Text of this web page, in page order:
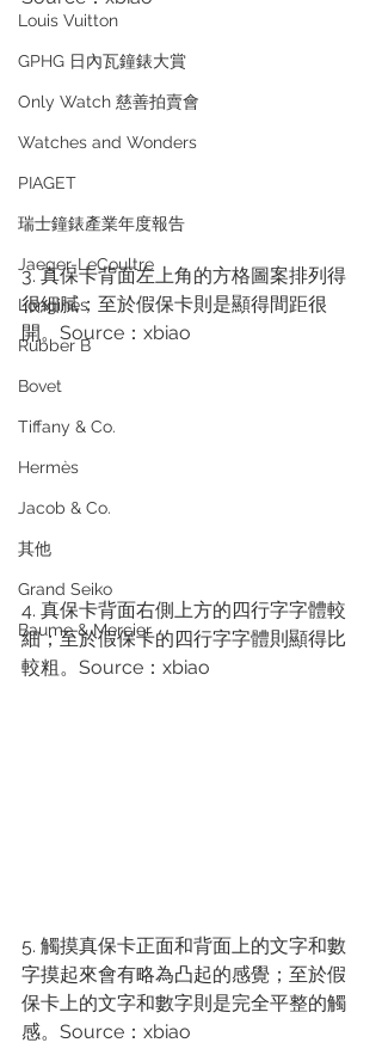
Louis Vuitton
GPHG 日內瓦鐘錶大賞
Only Watch 慈善拍賣會
Watches and Wonders
PIAGET
瑞士鐘錶產業年度報告
Jaeger-LeCoultre
Longines
Rubber B
Bovet
Tiffany & Co.
Hermès
Jacob & Co.
其他
Grand Seiko
Baume & Mercier
3. 真保卡背面左上角的方格圖案排列得
很細膩；至於假保卡則是顯得間距很
開。Source：xbiao
4. 真保卡背面右側上方的四行字字體較
細；至於假保卡的四行字字體則顯得比
較粗。Source：xbiao
5. 觸摸真保卡正面和背面上的文字和數
字摸起來會有略為凸起的感覺；至於假
保卡上的文字和數字則是完全平整的觸
感。Source：xbiao